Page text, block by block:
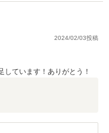
トーとしております。う
光栄でございます。この
ございました。2024/02/03投稿
良かったです！ とても満足しています！ありがとう！